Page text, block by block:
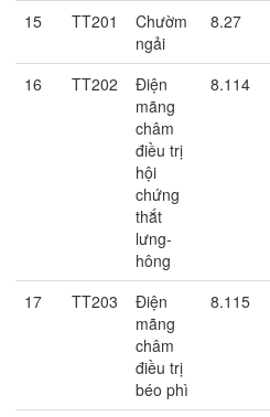
15
TT201
Chườm
ngải
8.27
16
TT202
Điện
mãng
châm
điều trị
hội
chứng
thắt
lưng-
hông
8.114
17 TT203
Điện
mãng
châm
điều trị
béo phì
8.115